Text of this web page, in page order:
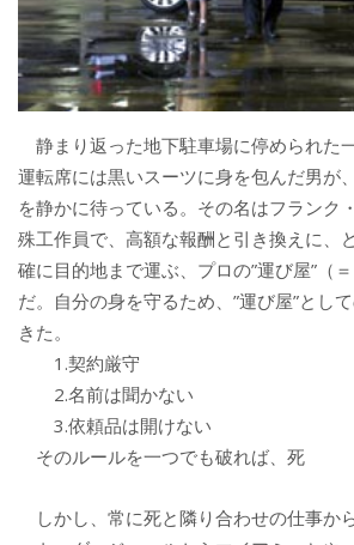
静まり返った地下駐車場に停められた
運転席には黒いスーツに身を包んだ男が
を静かに待っている。その名はフランク
殊工作員で、高額な報酬と引き換えに、
確に目的地まで運ぶ、プロの”運び屋”（
だ。自分の身を守るため、”運び屋”とし
きた。
1.契約厳守
2.名前は聞かない
3.依頼品は開けない
そのルールを一つでも破れば、死
しかし、常に死と隣り合わせの仕事か